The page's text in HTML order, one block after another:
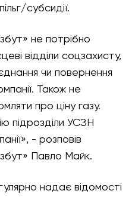
субсидії.
не потрібно
відділи соцзахисту,
чи повернення
Також не
про ціну газу.
підрозділи УСЗН
- розповів
Павло Майк.
надає відомості